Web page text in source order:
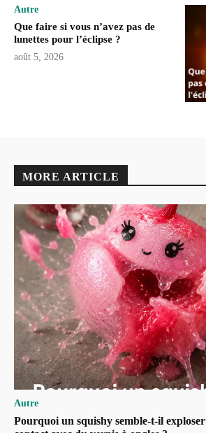
Autre
Que faire si vous n’avez pas de
lunettes pour l’éclipse ?
août 5, 2026
MORE ARTICLE
Autre
Pourquoi un squishy semble-t-il